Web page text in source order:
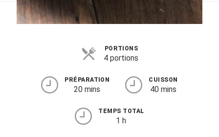
Politique de cookies (UE)
PORTIONS
4 portions
PRÉPARATION
20 mins
CUISSON
40 mins
TEMPS TOTAL
1 h